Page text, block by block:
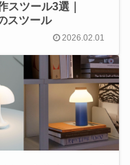
スツール3選｜
スツール
2026.02.01